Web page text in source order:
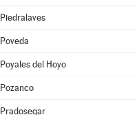
Piedralaves
Poveda
Poyales del Hoyo
Pozanco
Pradosegar